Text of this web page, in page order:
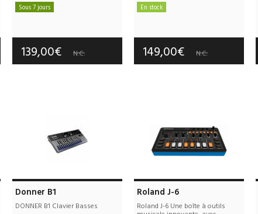
Sous 7 jours
Garantie :3 an(s)
139,00€ N.C.
En stock
Garantie :3 an(s)
149,00€ N.C.
Donner B1
DONNER B1 Clavier Basses
Roland J-6
Roland J-6 Une boîte à outils